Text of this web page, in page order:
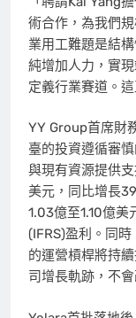
術合作，為我們
業用工難題是結
純增加人力，實
定義行業賽道。
YY Group首席財
臺的投資遵循審
與現有資源提供
美元，同比增長
1.03億至1.10億美
(IFRS)盈利。同
的運營槓桿將持
司增長軌跡，不會